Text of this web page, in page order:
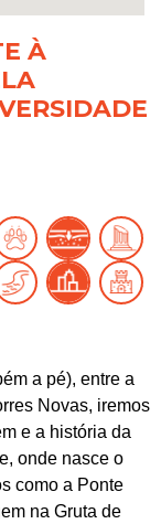
À
a pé), entre a
Novas, iremos
e a história da
onde nasce o
como a Ponte
na Gruta de